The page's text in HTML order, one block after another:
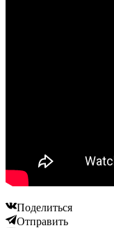
Поделиться
Отправить